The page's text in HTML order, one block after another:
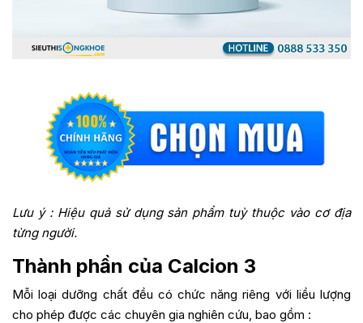
Lưu ý : Hiệu quả sử dụng sản phẩm tuỳ thuộc vào cơ địa
từng người.
Thành phần của Calcion 3
Mỗi loại dưỡng chất đều có chức năng riêng với liều lượng
cho phép được các chuyên gia nghiên cứu, bao gồm :